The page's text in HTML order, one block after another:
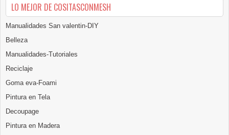
LO MEJOR DE COSITASCONMESH
Manualidades San valentin-DIY
Belleza
Manualidades-Tutoriales
Reciclaje
Goma eva-Foami
Pintura en Tela
Decoupage
Pintura en Madera